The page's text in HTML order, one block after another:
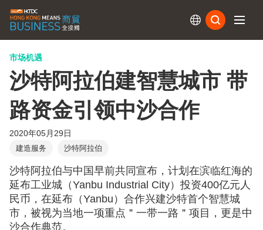
市场机遇
沙特阿拉伯建智慧城市 带
路资金引领中沙合作
2020年05月29日
建造服务 沙特阿拉伯
沙特阿拉伯与中国早前共同宣布，计划在滨临红海的
延布工业城（Yanbu Industrial City）投资400亿元人
民币，在延布（Yanbu）合作兴建沙特首个智慧城
市，被视为当地一项重点＂一带一路＂项目，更是中
沙合作典范。